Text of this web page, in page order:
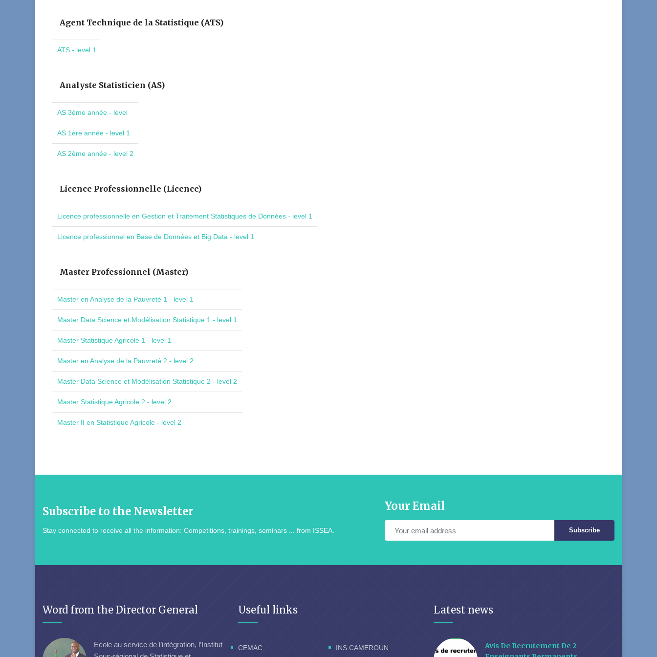
Agent Technique de la Statistique (ATS)
ATS - level 1
Analyste Statisticien (AS)
AS 3ème année - level
AS 1ère année - level 1
AS 2ème année - level 2
Licence Professionnelle (Licence)
Licence professionnelle en Gestion et Traitement Statistiques de Données - level 1
Licence professionnel en Base de Données et Big Data - level 1
Master Professionnel (Master)
Master en Analyse de la Pauvreté 1 - level 1
Master Data Science et Modélisation Statistique 1 - level 1
Master Statistique Agricole 1 - level 1
Master en Analyse de la Pauvreté 2 - level 2
Master Data Science et Modélisation Statistique 2 - level 2
Master Statistique Agricole 2 - level 2
Master II en Statistique Agricole - level 2
Subscribe to the Newsletter
Stay connected to receive all the information: Competitions, trainings, seminars ... from ISSEA.
Your Email
Subscribe
Word from the Director General
Ecole au service de l’intégration, l’Institut
Useful links
CEMAC INS CAMEROUN
Latest news
Avis De Recrutement De 2